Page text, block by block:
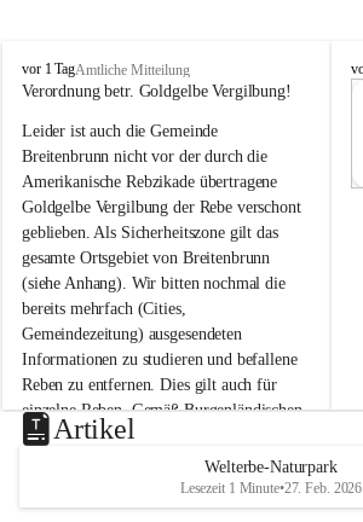
B
r
i
t
e
n
b
r
u
n
n
a
m
N
e
u
s
d
vor 1 TagAmtliche Mitteilung
Verordnung betr. Goldgelbe Vergilbung!
Leider ist auch die Gemeinde
Breitenbrunn nicht vor der durch die
Amerikanische Rebzikade übertragene
Goldgelbe Vergilbung der Rebe verschont
geblieben. Als Sicherheitszone gilt das
gesamte Ortsgebiet von Breitenbrunn
(siehe Anhang). Wir bitten nochmal die
bereits mehrfach (Cities,
Gemeindezeitung) ausgesendeten
Informationen zu studieren und befallene
Reben zu entfernen. Dies gilt auch für
einzelne Reben. Gemäß Burgenländischen
Weinbaugesetz sind nicht gepflegte oder
unzulässige Weingärten zu roden! Bitte
helfen wir zusammen um unsere Winzer
vor den prognostizierten Ernteausfällen
B
e
u
e
d
Artikel
Welterbe-Naturpark
Lesezeit 1 Minute•27. Feb. 2026